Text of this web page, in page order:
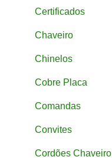
Certificados
Chaveiro
Chinelos
Cobre Placa
Comandas
Convites
Cordões Chaveiro